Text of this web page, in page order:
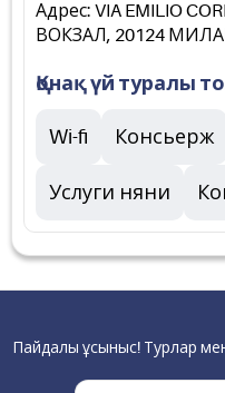
Адрес: VIA EMILIO
ВОКЗАЛ, 20124
Қонақ үй туралы
Wi-fi Консьерж
Услуги няни
Пайдалы ұсыныс! Турлар